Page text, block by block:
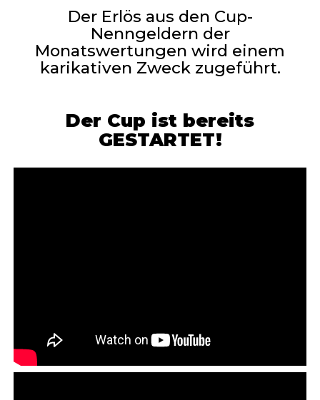
Der Erlös aus den Cup-
Nenngeldern der
Monatswertungen wird einem
karikativen Zweck zugeführt.
Der Cup ist bereits
GESTARTET!